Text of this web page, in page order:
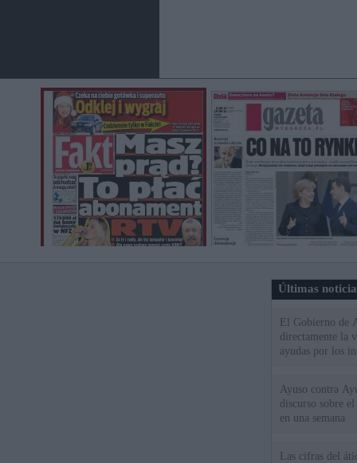
Últimas
El Gobierno de
directamente la
ayudas por los
Ayuso contra
discurso sobre
en una semana
Las cifras del